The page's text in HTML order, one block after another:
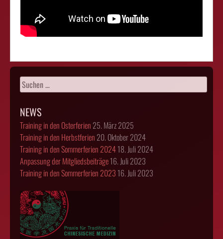
Suchen
nach:
NEWS
Training in den Osterferien25. März 2025
Training in den Herbstferien20. Oktober 2024
Training in den Sommerferien 202418. Juli 2024
Anpassung der Mitgliedsbeiträge16. Juli 2023
Training in den Sommerferien 2023 16. Juli 2023